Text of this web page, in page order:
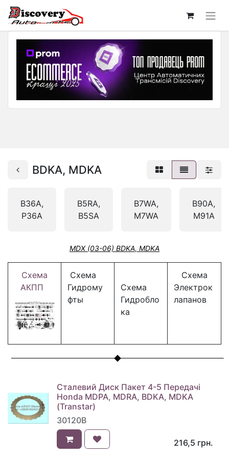
BDKA, MDKA
B36A,
P36A
B5RA,
B5SA
B7WA,
M7WA
B90A,
M91A
MDX (03-06) BDKA, MDKA
Схема
АКПП
Схема
Гидрому
фты
Схема
Гидробло
ка
Схема
Электрок
лапанов
Сталевий Диск Пакет 4-5 Передачі
Honda MDPA, MDRA, BDKA, MDKA
(Transtar)
30120B
216,5 грн.